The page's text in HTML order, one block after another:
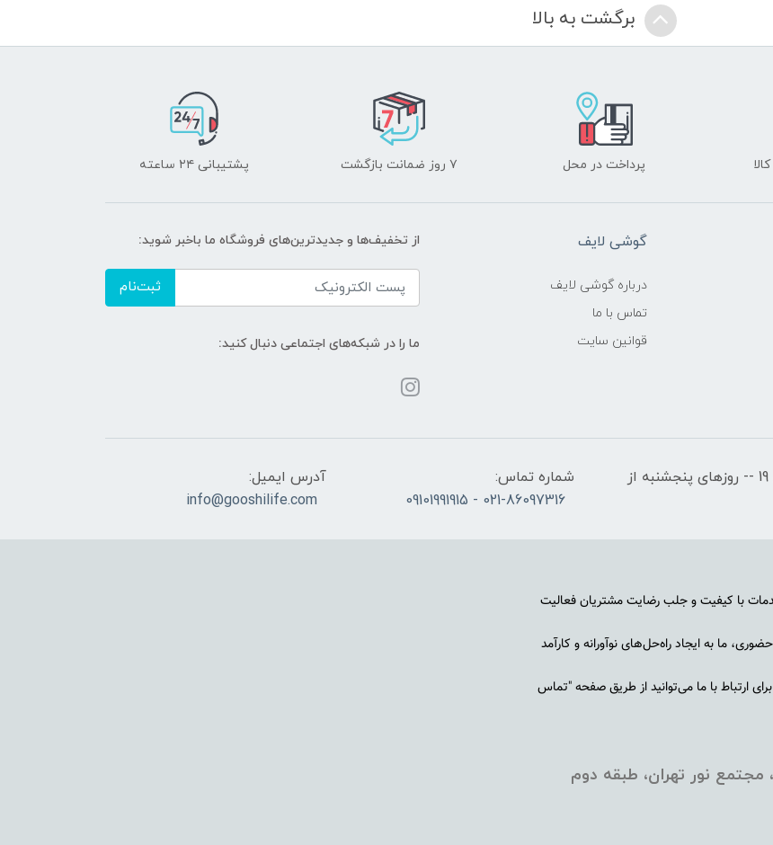
برگشت به بالا
پرداخت در محل ۷ روز ضمانت بازگشت پشتیبانی ۲۴ ساعته
گوشی لایف
درباره گوشی لایف
تماس با ما
قوانین سایت
از تخفیف‌ها و جدیدترین‌های فروشگاه ما باخبر شوید:
ثبت‌نام
ما را در شبکه‌های اجتماعی دنبال کنید:
ساعات کاری: روزهای شنبه تا چهارشنبه از ساعت 10 الی 19 -- روزهای پنجشنبه از
شماره تماس:
021-86097316 - 09101991915
آدرس ایمیل:
info@gooshilife.com
با کیفیت و جلب رضایت مشتریان فعالیت
ما به ایجاد راه‌حل‌های نوآورانه و کارآمد
ارتباط با ما می‌توانید از طریق صفحه "تماس
مجتمع نور تهران، طبقه دوم